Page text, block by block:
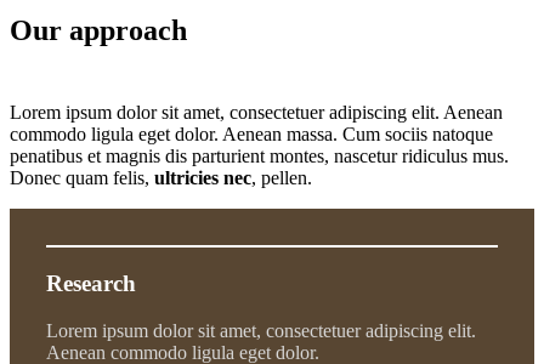
Our approach
Lorem ipsum dolor sit amet, consectetuer adipiscing elit. Aenean
commodo ligula eget dolor. Aenean massa. Cum sociis natoque
penatibus et magnis dis parturient montes, nascetur ridiculus mus.
Donec quam felis, ultricies nec, pellen.
Research
Lorem ipsum dolor sit amet, consectetuer adipiscing elit.
Aenean commodo ligula eget dolor.